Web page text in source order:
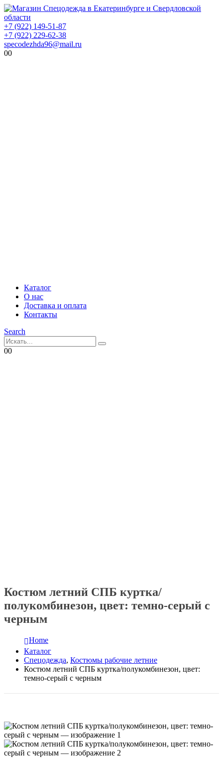
+7 (922) 149-51-87
+7 (922) 229-62-38
specodezhda96@mail.ru
00
Каталог
О нас
Доставка и оплата
Контакты
Search
00
Костюм летний СПБ куртка/
полукомбинезон, цвет: темно-серый с
черным
Home
Каталог
Спецодежда, Костюмы рабочие летние
Костюм летний СПБ куртка/полукомбинезон, цвет:
темно-серый с черным